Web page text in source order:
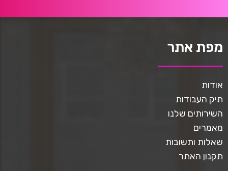
מפת אתר
אודות
תיק העבודות
השירותים שלנו
מאמרים
שאלות ותשובות
תקנון האתר